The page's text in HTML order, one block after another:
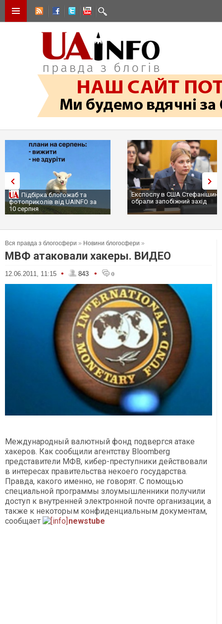
Підбірка блогожаб та
фотоприколів від UAINFO за
10 серпня
Експослу в США
обрали запобіжний захід
Вся правда з блогосфери » Новини блогосфери »
МВФ атаковали хакеры. ВИДЕО
12.06.2011, 11:15 • 843 • 0
Международный валютный фонд подвергся атаке
хакеров. Как сообщили агентству Bloomberg
представители МФВ, кибер-преступники действовали
в интересах правительства некоего государства.
Правда, какого именно, не говорят. С помощью
специальной программы злоумышленники получили
доступ к внутренней электронной почте организации, а
также к некоторым конфиденциальным документам,
сообщает
newstube